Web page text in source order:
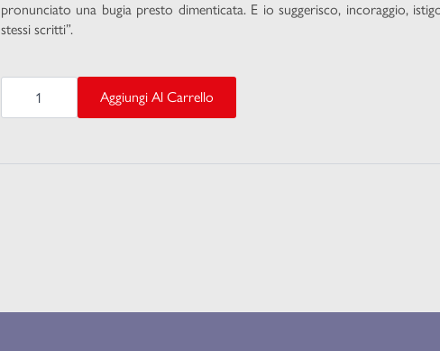
pronunciato una bugia presto dimenticata. E io suggerisco, incoraggio,
stessi scritti”.
ZIG
Aggiungi Al Carrello